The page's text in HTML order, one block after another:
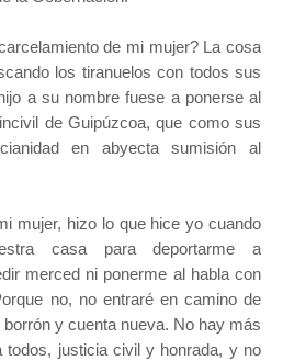
de mi mujer? La cosa
los tiranuelos con todos sus
a su nombre fuese a ponerse al
de Guipúzcoa, que como sus
en abyecta sumisión al
mujer, hizo lo que hice yo cuando
casa para deportarme a
merced ni ponerme al habla con
no, no entraré en camino de
y cuenta nueva. No hay más
todos, justicia civil y honrada, y no